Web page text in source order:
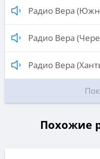
Радио Вера
Радио Вера
Радио Вера
Похожие